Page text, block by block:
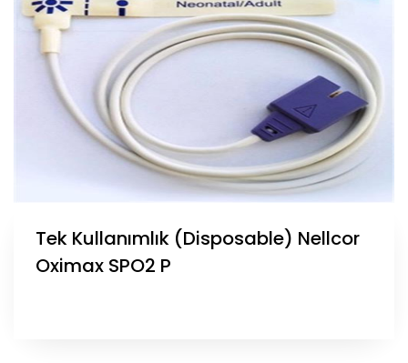
Tek Kullanımlık (Disposable) Nellcor
Oximax SPO2 P